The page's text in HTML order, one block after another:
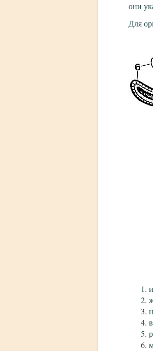
они
Для